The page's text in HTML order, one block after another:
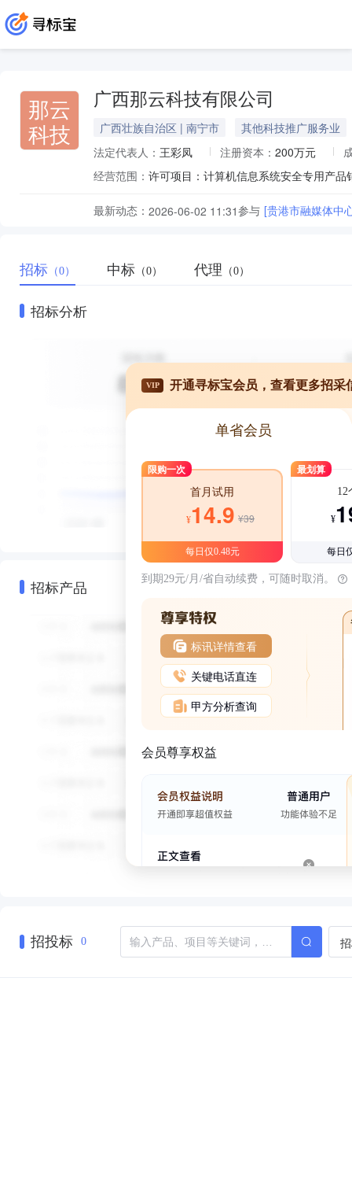
那云
科技
广西那云科技有限公司
广西壮族自治区 | 南宁市
其他科技推广服务业
法定代表人： 王彩凤 注册资本： 200万元
经营范围：
最新动态： 2026-06-02 11:31参与 [贵港市融媒体中
招标 （0） 中标 （0） 代理 （0）
招标分析
招标产品
VIP 开通寻标宝会员，查看更多招采
单省会员
限购一次
首月试用
¥14.9 ¥39
每日仅0.48元
最划算
12
¥
每日
到期29元/月/省自动续费，可随时取消。
标讯详情查看
关键电话直连
甲方分析查询
会员尊享权益
招投标 0